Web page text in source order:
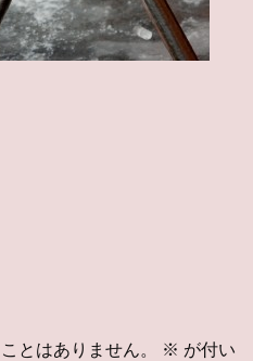
とはありません。 ※ が付い